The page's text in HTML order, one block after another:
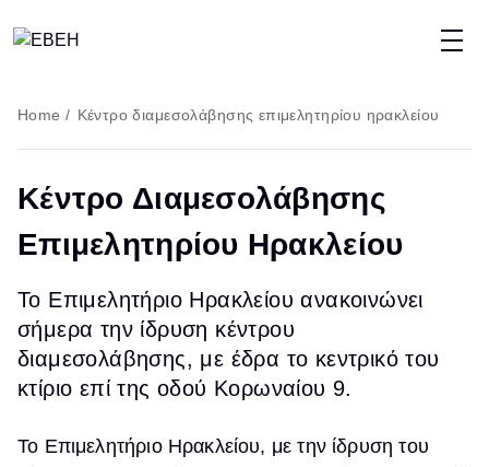
to
content
Breadcrumb
Home / Κέντρο διαμεσολάβησης επιμελητηρίου ηρακλείου
Κέντρο Διαμεσολάβησης
Επιμελητηρίου Ηρακλείου
Το Επιμελητήριο Ηρακλείου ανακοινώνει
σήμερα την ίδρυση κέντρου
διαμεσολάβησης, με έδρα το κεντρικό του
κτίριο επί της οδού Κορωναίου 9.
Το Επιμελητήριο Ηρακλείου, με την ίδρυση του